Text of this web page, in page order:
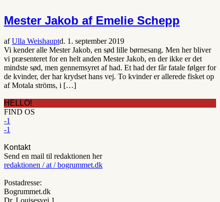
Mester Jakob af Emelie Schepp
afUlla Weishauptd. 1. september 2019
Vi kender alle Mester Jakob, en sød lille børnesang. Men her bliver
vi præsenteret for en helt anden Mester Jakob, en der ikke er det
mindste sød, men gennemsyret af had. Et had der får fatale følger for
de kvinder, der har krydset hans vej. To kvinder er allerede fisket op
af Motala ströms, i […]
HELLO!
FIND OS
-1
-1
Kontakt
Send en mail til redaktionen her
redaktionen / at / bogrummet.dk
Postadresse:
Bogrummet.dk